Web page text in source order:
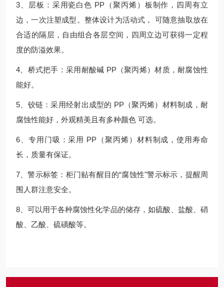
3、层板：采用瓷白色 PP（聚丙烯）板制作，四周有立
边，一次注塑成型。整体设计为活动式， 可随意抽取放在
合适的隔层，自由组合各层空间，四周立边可获得一定程
度的防溢效果。
4、桥式把手：采用耐酸碱 PP（聚丙烯）材质，耐腐蚀性
能好。
5、铰链：采用经射出成型的 PP（聚丙烯）材料制成，耐
腐蚀性能好，外观精美且有多种颜色 可选。
6、专用门吸：采用 PP（聚丙烯）材料制成，使用寿命
长，质量有保证。
7、警示标签：柜门贴有醒目的“腐蚀性"警示标示，提醒周
围人群注意安全。
8、可以用于各种腐蚀性化学品的储存，如硫酸、盐酸、硝
酸、乙酸、硫磺酸等。